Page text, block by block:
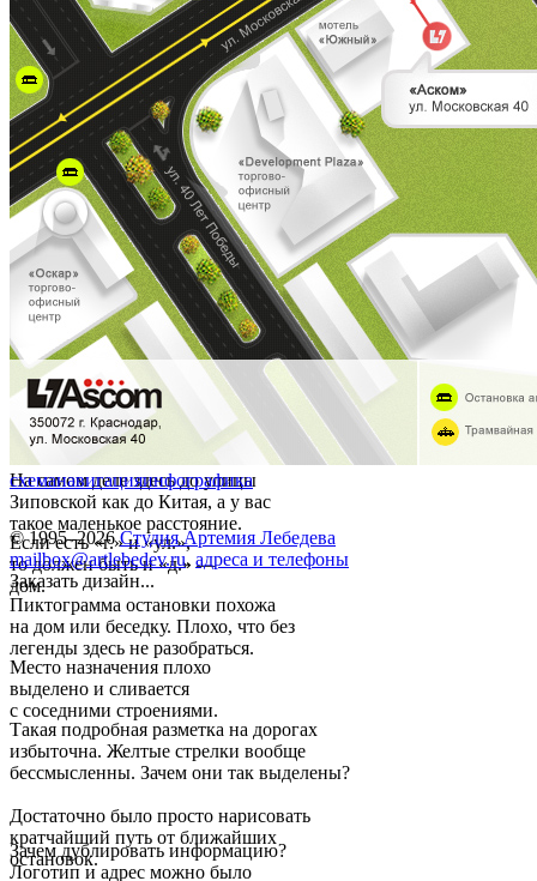
На самом деле здесь до улицы
Зиповской как до Китая, а у вас
такое маленькое расстояние.
Если есть «г.» и «ул.»,
то должен быть и «д.» —
дом.
Пиктограмма остановки похожа
на дом или беседку. Плохо, что без
легенды здесь не разобраться.
Место назначения плохо
выделено и сливается
с соседними строениями.
Такая подробная разметка на дорогах
избыточна. Желтые стрелки вообще
бессмысленны. Зачем они так выделены?
Достаточно было просто нарисовать
кратчайший путь от ближайших
остановок.
Зачем дублировать информацию?
Логотип и адрес можно было
схеманавигацияинфографика
© 1995–2026 Студия Артемия Лебедева
mailbox@artlebedev.ru, адреса и телефоны
Заказать дизайн...